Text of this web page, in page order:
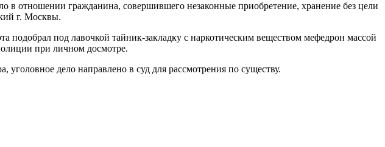
в отношении гражданина, совершившего незаконные приобретение, хранение без цели
г. Москвы.
подобрал под лавочкой тайник-закладку с наркотическим веществом мефедрон массой
при личном досмотре.
дело направлено в суд для рассмотрения по существу.